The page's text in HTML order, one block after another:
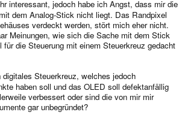
interessant, jedoch habe ich Angst, dass mir die
dem Analog-Stick nicht liegt. Das Randpixel
verdeckt werden, stört mich eher nicht.
Meinungen, wie sich die Sache mit dem Stick
die Steuerung mit einem Steuerkreuz gedacht
digitales Steuerkreuz, welches jedoch
haben soll und das OLED soll defektanfällig
verbessert oder sind die von mir mir
gar unbegründet?